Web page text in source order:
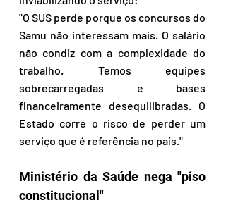
"O SUS perde porque os concursos do
Samu não interessam mais. O salário
não condiz com a complexidade do
trabalho. Temos equipes
sobrecarregadas e bases
financeiramente desequilibradas. O
Estado corre o risco de perder um
serviço que é referência no país."
Ministério da Saúde nega "piso
constitucional"